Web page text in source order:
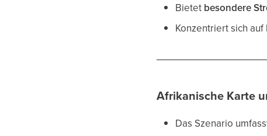
Bietet besondere
Konzentriert sich
Afrikanische Karte
Das Szenario